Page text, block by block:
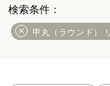
甲丸（ラウンド）